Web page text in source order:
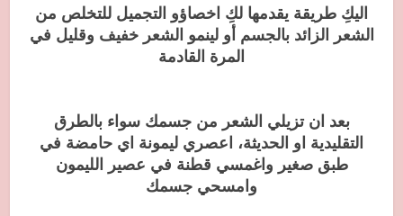
اليكِ طريقة يقدمها لكِ اخصاؤو التجميل للتخلص من
الشعر الزائد بالجسم أو لينمو الشعر خفيف وقليل في
المرة القادمة
بعد ان تزيلي الشعر من جسمك سواء بالطرق
التقليدية او الحديثة، اعصري ليمونة اي حامضة في
طبق صغير واغمسي قطنة في عصير الليمون
وامسحي جسمك